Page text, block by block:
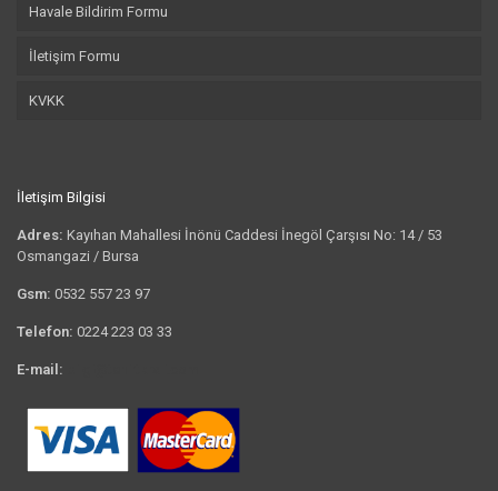
Havale Bildirim Formu
İletişim Formu
KVKK
İletişim Bilgisi
Adres: Kayıhan Mahallesi İnönü Caddesi İnegöl Çarşısı No: 14 / 53
Osmangazi / Bursa
Gsm: 0532 557 23 97
Telefon: 0224 223 03 33
E-mail: